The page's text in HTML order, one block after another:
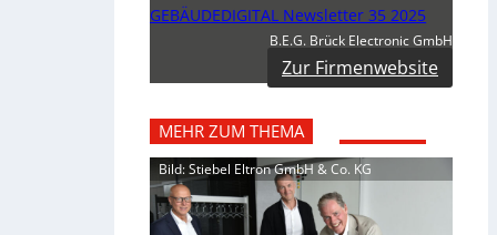
GEBÄUDEDIGITAL Newsletter 35 2025
B.E.G. Brück Electronic GmbH
Zur Firmenwebsite
MEHR ZUM THEMA
Bild: Stiebel Eltron GmbH & Co. KG